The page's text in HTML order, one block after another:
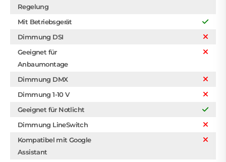
Regelung
Mit Betriebsgerät
Dimmung DSI
Geeignet für
Anbaumontage
Dimmung DMX
Dimmung 1-10 V
Geeignet für Notlicht
Dimmung LineSwitch
Kompatibel mit Google
Assistant